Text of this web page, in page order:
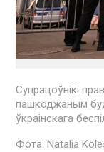
Супрацоўнікі
пашкоджаным
ўкраінскага
Фота: Natalia